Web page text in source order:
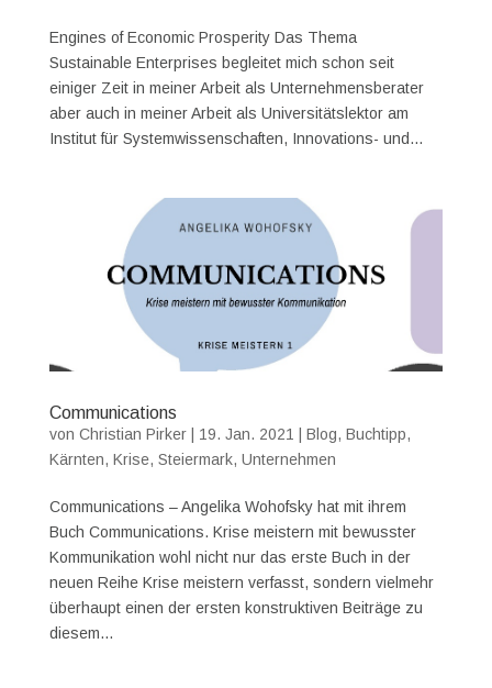
Engines of Economic Prosperity Das Thema
Sustainable Enterprises begleitet mich schon seit
einiger Zeit in meiner Arbeit als Unternehmensberater
aber auch in meiner Arbeit als Universitätslektor am
Institut für Systemwissenschaften, Innovations- und...
Communications
von Christian Pirker| 19. Jan. 2021 Blog, Buchtipp,
Kärnten, Krise, Steiermark, Unternehmen
Communications – Angelika Wohofsky hat mit ihrem
Buch Communications. Krise meistern mit bewusster
Kommunikation wohl nicht nur das erste Buch in der
neuen Reihe Krise meistern verfasst, sondern vielmehr
überhaupt einen der ersten konstruktiven Beiträge zu
diesem...